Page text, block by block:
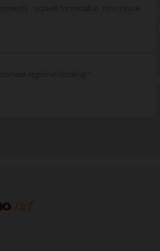
. accueil formidable. nourriture
regional cooking.”